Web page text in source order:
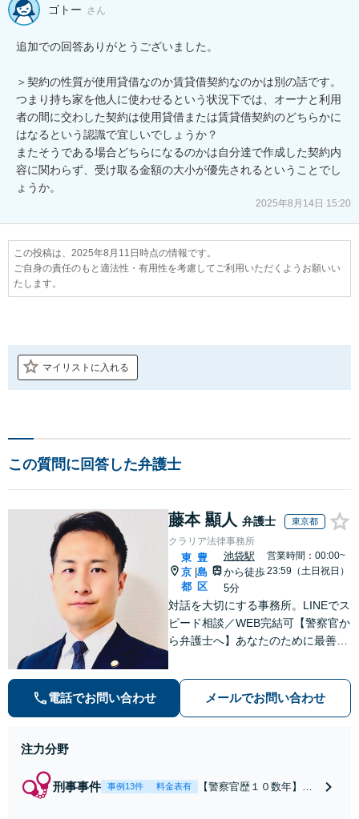
ゴトー さん
追加での回答ありがとうございました。
＞契約の性質が使用貸借なのか賃貸借契約なのかは別の話です。
つまり持ち家を他人に使わせるという状況下では、オーナと利用
者の間に交わした契約は使用貸借または賃貸借契約のどちらかに
はなるという認識で宜しいでしょうか？
またそうである場合どちらになるのかは自分達で作成した契約内
容に関わらず、受け取る金額の大小が優先されるということでし
ょうか。
2025年8月14日 15:20
この投稿は、2025年8月11日時点の情報です。
ご自身の責任のもと適法性・有用性を考慮してご利用いただくようお願いい
たします。
マイリストに入れる
この質問に回答した弁護士
藤本 顯人 弁護士 東京都
クラリア法律事務所
東
京
都
豊
島
区
池袋駅
から徒歩
5分
営業時間：00:00~
23:59（土日祝日）
対話を大切にする事務所。LINEでス
ピード相談／WEB完結可【警察官か
ら弁護士へ】あなたのために最善の
婚などの民事から刑事事件まで幅広
く支援【完全個室】
電話でお問い合わせ メールでお問い合わせ
注力分野
刑事事件 事例13件 料金表有
【警察官歴１０数年】